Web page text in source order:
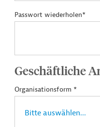
Passwort wiederholen*
Geschäftliche
Organisationsform *